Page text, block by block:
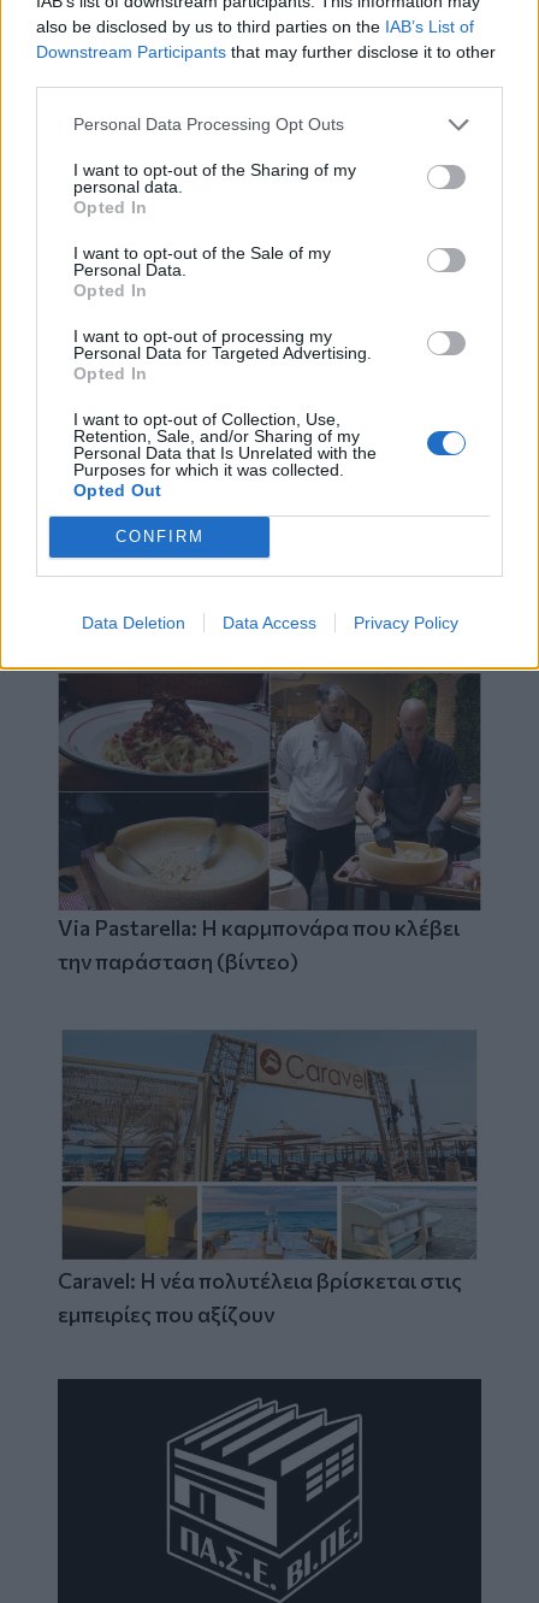
also be disclosed by us to third parties on the IAB’s List of
Downstream Participants that may further disclose it to other
Personal Data Processing Opt Outs
I want to opt-out of the Sharing of my
personal data.
Opted In
I want to opt-out of the Sale of my
Personal Data.
Opted In
I want to opt-out of processing my
Personal Data for Targeted Advertising.
Opted In
I want to opt-out of Collection, Use,
Retention, Sale, and/or Sharing of my
Personal Data that Is Unrelated with the
Purposes for which it was collected.
Opted Out
CONFIRM
Data Deletion Data Access Privacy Policy
Best of Crete
Η νέα εποχή της επιχειρηματικής
χρηματοδότησης και η αξία των
Via Pastarella: Η καρμπονάρα που κλέβει
την παράσταση (βίντεο)
Caravel: Η νέα πολυτέλεια βρίσκεται στις
εμπειρίες που αξίζουν